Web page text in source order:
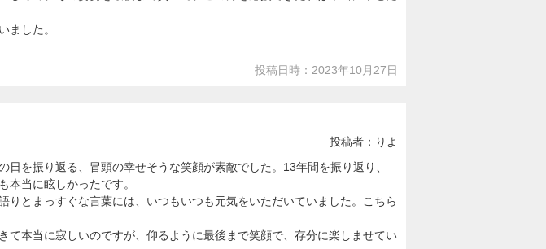
ました。
投稿日時：2023年10月27日
投稿者：りよ
を振り返る、冒頭の幸せそうな笑顔が素敵でした。13年間を振り返り、
本当に眩しかったです。
りとまっすぐな言葉には、いつもいつも元気をいただいていました。こちら
て本当に寂しいのですが、仰るように最後まで笑顔で、存分に楽しませてい